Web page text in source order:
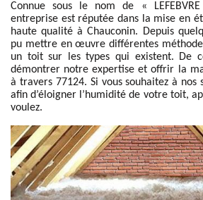
Connue sous le nom de «
entreprise est réputée dans la mise en
haute qualité à Chauconin. Depuis
pu mettre en œuvre différentes
un toit sur les types qui existent. De
démontrer notre expertise et offrir la
à travers 77124. Si vous souhaitez à nos
afin d’éloigner l’humidité de votre toit,
voulez.